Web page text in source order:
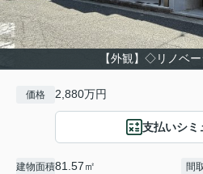
【外観】◇リノベ
価格 2,880万円
支払いシミ
建物面積81.57㎡ 間